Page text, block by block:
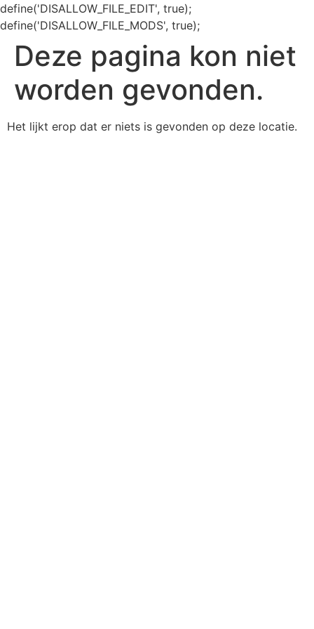
define('DISALLOW_FILE_EDIT', true);
define('DISALLOW_FILE_MODS', true);
Deze pagina kon niet
worden gevonden.
Het lijkt erop dat er niets is gevonden op deze locatie.